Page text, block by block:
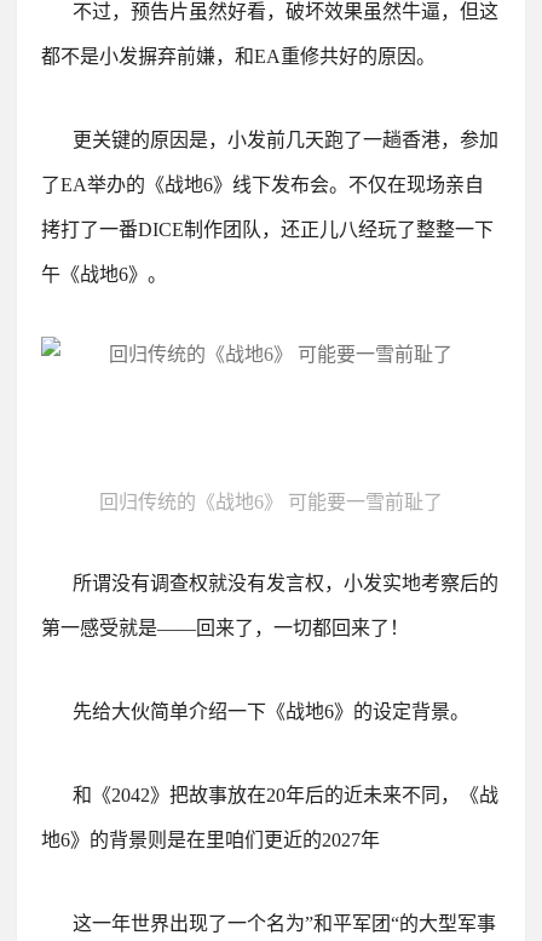
不过，预告片虽然好看，破坏效果虽然牛逼，但这
都不是小发摒弃前嫌，和EA重修共好的原因。
更关键的原因是，小发前几天跑了一趟香港，参加
了EA举办的《战地6》线下发布会。不仅在现场亲自
拷打了一番DICE制作团队，还正儿八经玩了整整一下
午《战地6》。
回归传统的《战地6》 可能要一雪前耻了
所谓没有调查权就没有发言权，小发实地考察后的
第一感受就是——回来了，一切都回来了！
先给大伙简单介绍一下《战地6》的设定背景。
和《2042》把故事放在20年后的近未来不同，《战
地6》的背景则是在里咱们更近的2027年
这一年世界出现了一个名为”和平军团“的大型军事